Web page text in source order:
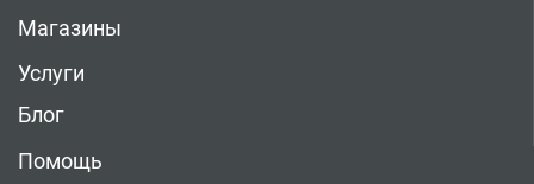
Магазины
Услуги
Блог
Помощь